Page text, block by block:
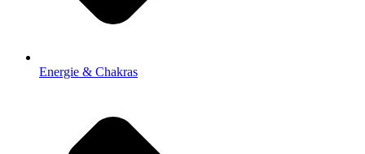
Energie & Chakras